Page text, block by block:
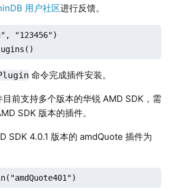
用户社区进行反馈。
"123456")
命令完成插件安装。
前支持多个版本的华锐 AMD SDK，需
SDK 版本的插件。
SDK 4.0.1 版本的 amdQuote 插件为